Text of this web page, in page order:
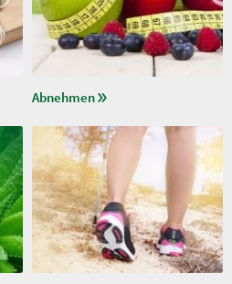
Abnehmen